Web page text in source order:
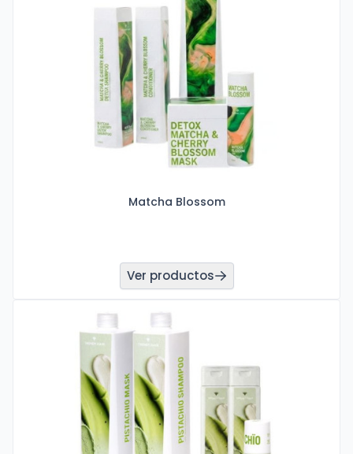
Matcha Blossom
Ver productos